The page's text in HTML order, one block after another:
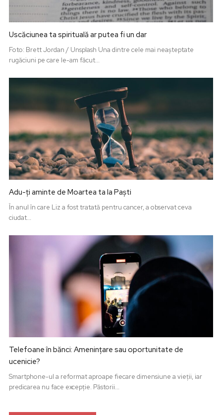
Uscăciunea ta spirituală ar putea fi un dar
Foto: Brett Jordan / Unsplash Una dintre cele mai neașteptate
rugăciuni pe care le-am făcut...
Adu-ți aminte de Moartea ta la Paști
În anul în care Liz a fost tratată pentru cancer, a observat ceva
ciudat...
Telefoane în bănci: Amenințare sau oportunitate de
ucenicie?
Smartphone-ul a reformat aproape fiecare dimensiune a vieții, iar
predicarea nu face excepție. Păstorii...